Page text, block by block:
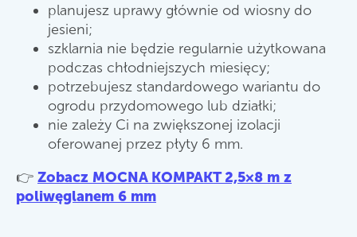
planujesz uprawy głównie od wiosny do
jesieni;
szklarnia nie będzie regularnie użytkowana
podczas chłodniejszych miesięcy;
potrzebujesz standardowego wariantu do
ogrodu przydomowego lub działki;
nie zależy Ci na zwiększonej izolacji
oferowanej przez płyty 6 mm.
👉 Zobacz MOCNA KOMPAKT 2,5×8 m z
poliwęglanem 6 mm